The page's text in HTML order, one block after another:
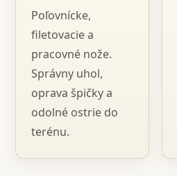
Poľovnícke,
filetovacie a
pracovné nože.
Správny uhol,
oprava špičky a
odolné ostrie do
terénu.